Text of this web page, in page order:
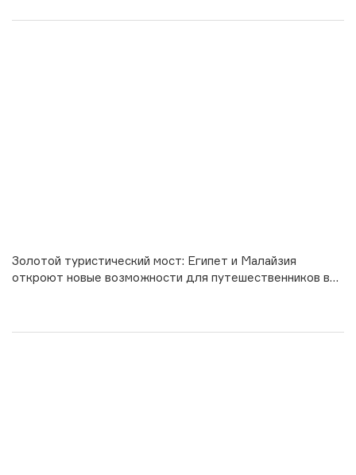
Золотой туристический мост: Египет и Малайзия
откроют новые возможности для путешественников в